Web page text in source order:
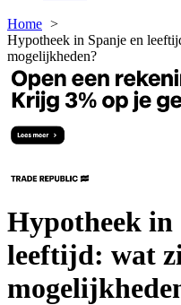
Home
Hypotheek in Spanje en
mogelijkheden?
Hypotheek in
leeftijd: wat